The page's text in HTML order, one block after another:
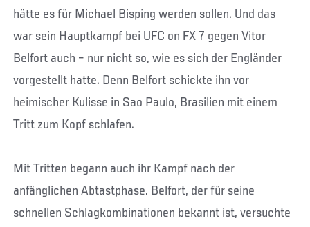
hätte es für Michael Bisping werden sollen. Und das
war sein Hauptkampf bei UFC on FX 7 gegen Vitor
Belfort auch – nur nicht so, wie es sich der Engländer
vorgestellt hatte. Denn Belfort schickte ihn vor
heimischer Kulisse in Sao Paulo, Brasilien mit einem
Tritt zum Kopf schlafen.
Mit Tritten begann auch ihr Kampf nach der
anfänglichen Abtastphase. Belfort, der für seine
schnellen Schlagkombinationen bekannt ist, versuchte